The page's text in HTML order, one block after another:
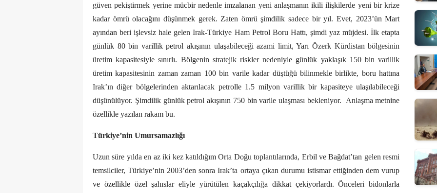
güven pekiştirmek yerine mücbir nedenle imzalanan yeni anlaşmanın ikili ilişkilerde yeni bir krize
kadar ömrü olacağını düşünmek gerek. Zaten ömrü şimdilik sadece bir yıl. Evet, 2023’ün Mart
ayından beri işlevsiz hale gelen Irak-Türkiye Ham Petrol Boru Hattı, şimdi yaz müjdesi. İlk etapta
günlük 80 bin varillik petrol akışının ulaşabileceği azami limit, Yarı Özerk Kürdistan bölgesinin
üretim kapasitesiyle sınırlı. Bölgenin stratejik riskler nedeniyle günlük yaklaşık 150 bin varillik
üretim kapasitesinin zaman zaman 100 bin varile kadar düştüğü bilinmekle birlikte, boru hattına
Irak’ın diğer bölgelerinden aktarılacak petrolle 1.5 milyon varillik bir kapasiteye ulaşılabileceği
düşünülüyor. Şimdilik günlük petrol akışının 750 bin varile ulaşması bekleniyor.
Anlaşma metnine
özellikle yazılan rakam bu.
Türkiye’nin Umursamazlığı
Uzun süre yılda en az iki kez katıldığım Orta Doğu toplantılarında, Erbil ve Bağdat’tan gelen resmi
temsilciler, Türkiye’nin 2003’den sonra Irak’ta ortaya çıkan durumu istismar ettiğinden dem vurup
ve özellikle özel şahıslar eliyle yürütülen kaçakçılığa dikkat çekiyorlardı. Önceleri bidonlarla